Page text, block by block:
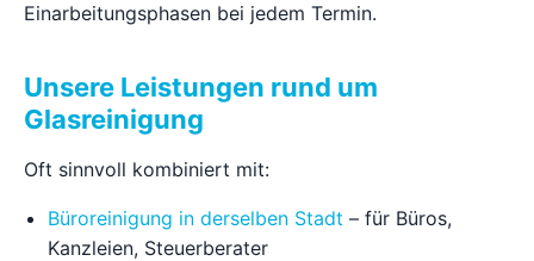
Einarbeitungsphasen bei jedem Termin.
Unsere Leistungen rund um
Glasreinigung
Oft sinnvoll kombiniert mit:
Büroreinigung in derselben Stadt – für Büros,
Kanzleien, Steuerberater